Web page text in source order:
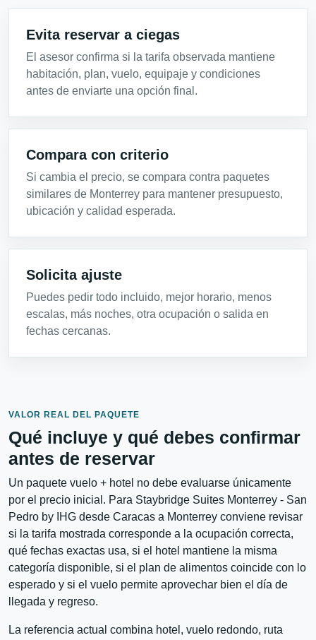
Evita reservar a ciegas
El asesor confirma si la tarifa observada mantiene
habitación, plan, vuelo, equipaje y condiciones
antes de enviarte una opción final.
Compara con criterio
Si cambia el precio, se compara contra paquetes
similares de Monterrey para mantener presupuesto,
ubicación y calidad esperada.
Solicita ajuste
Puedes pedir todo incluido, mejor horario, menos
escalas, más noches, otra ocupación o salida en
fechas cercanas.
VALOR REAL DEL PAQUETE
Qué incluye y qué debes confirmar
antes de reservar
Un paquete vuelo + hotel no debe evaluarse únicamente
por el precio inicial. Para Staybridge Suites Monterrey - San
Pedro by IHG desde Caracas a Monterrey conviene revisar
si la tarifa mostrada corresponde a la ocupación correcta,
qué fechas exactas usa, si el hotel mantiene la misma
categoría disponible, si el plan de alimentos coincide con lo
esperado y si el vuelo permite aprovechar bien el día de
llegada y regreso.
La referencia actual combina hotel, vuelo redondo, ruta